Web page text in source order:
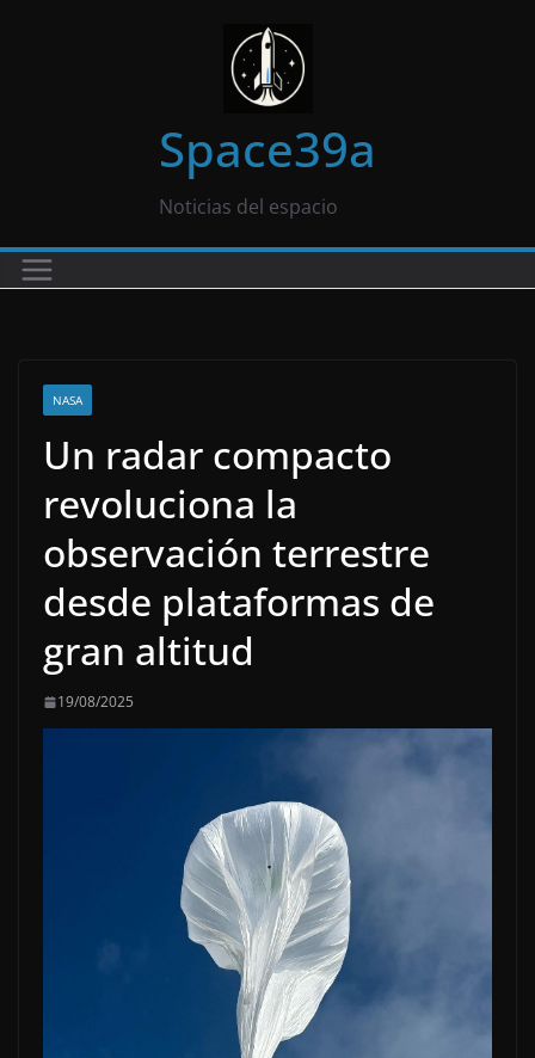
Space39a
Noticias del espacio
NASA
Un radar compacto
revoluciona la
observación terrestre
desde plataformas de
gran altitud
19/08/2025